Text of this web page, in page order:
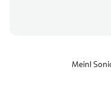
Meinl